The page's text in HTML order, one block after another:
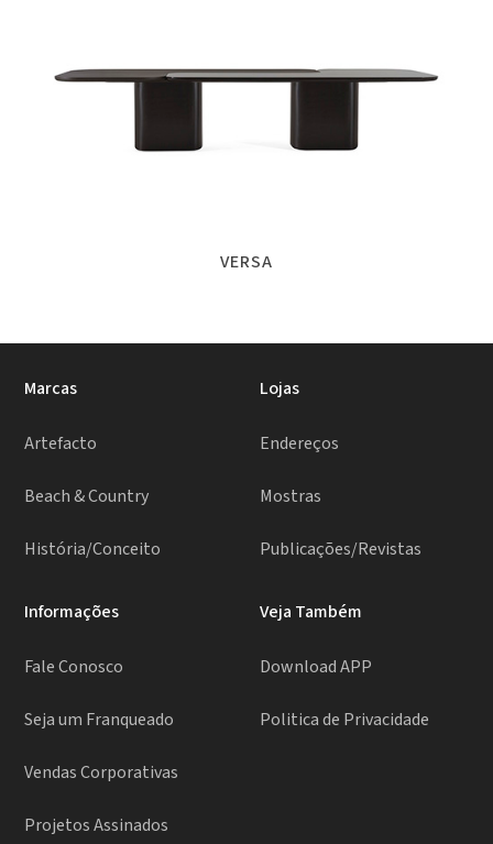
VERSA
Marcas
Artefacto
Beach & Country
História/Conceito
Lojas
Endereços
Mostras
Publicações/Revistas
Informações
Fale Conosco
Seja um Franqueado
Vendas Corporativas
Projetos Assinados
Veja Também
Download APP
Politica de Privacidade